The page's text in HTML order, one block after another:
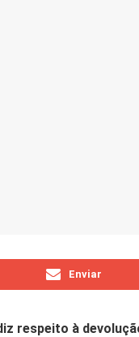
Enviar
respeito à